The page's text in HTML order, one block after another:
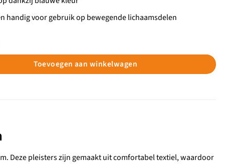
handig voor gebruik op bewegende lichaamsdelen
textiel 19 x 72 mm aantal
Toevoegen aan winkelwagen
Deze pleisters zijn gemaakt uit comfortabel textiel, waardoor